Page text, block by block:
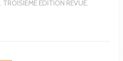
EDITION REVUE.